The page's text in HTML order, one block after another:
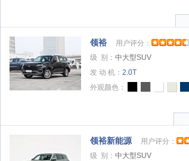
领裕 用户评分：
级 别： 中大型SUV
发 动 机： 2.0T
外观颜色：
领裕新能源 用户评分：
级 别： 中大型SUV